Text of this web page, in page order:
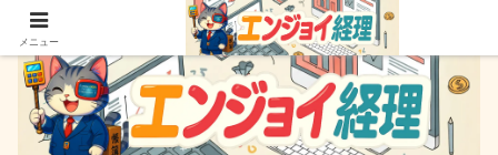
簿記でなく実務ができるサイト
メニュー